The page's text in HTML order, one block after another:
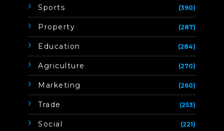
Sports (390)
Property (287)
Education (284)
Agriculture (270)
Marketing (260)
Trade (253)
Social (221)